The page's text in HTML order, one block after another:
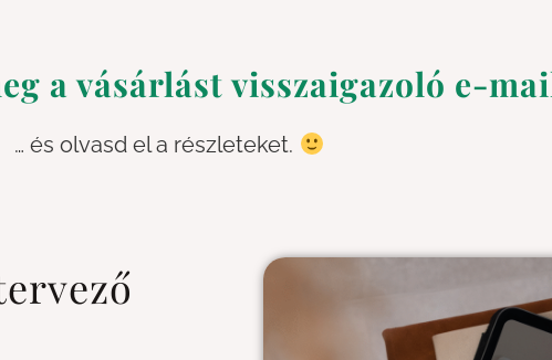
a vásárlást visszaigazoló e-
… és olvasd el a részleteket.